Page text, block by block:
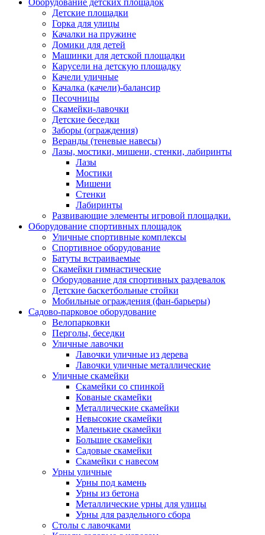
Оборудование детских площадок
Детские площадки
Горка для улицы
Качалки на пружине
Домики для детей
Машинки для детской площадки
Карусели на детскую площадку
Качели уличные
Качалка (качели)-балансир
Песочницы
Скамейки-лавочки
Детские беседки
Заборы (ограждения)
Веранды (теневые навесы)
Лазы, мостики, мишени, стенки, лабиринты
Лазы
Мостики
Мишени
Стенки
Лабиринты
Развивающие элементы игровой площадки.
Оборудование спортивных площадок
Уличные спортивные комплексы
Спортивное оборудование
Батуты встраиваемые
Скамейки гимнастические
Оборудование для спортивных раздевалок
Детские баскетбольные стойки
Мобильные ограждения (фан-барьеры)
Садово-парковое оборудование
Велопарковки
Перголы, беседки
Уличные лавочки
Лавочки уличные из дерева
Лавочки уличные металлические
Уличные скамейки
Скамейки со спинкой
Кованые скамейки
Металлические скамейки
Невысокие скамейки
Маленькие скамейки
Большие скамейки
Садовые скамейки
Скамейки с навесом
Урны уличные
Урны под камень
Урны из бетона
Металлические урны для улицы
Урны для раздельного сбора
Столы с лавочками